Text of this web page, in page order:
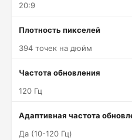
20:9
Плотность пикселей
394 точек на дюйм
Частота обновления
120 Гц
Адаптивная частота
Да (10-120 Гц)